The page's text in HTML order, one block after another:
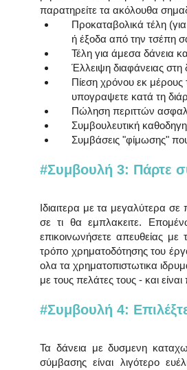
παρατηρείτε τα ακόλουθα
Προκαταβολικά τέλη
ή έξοδα από την τσέπη
Τέλη για άμεσα
Έλλειψη διαφάνειας
Πίεση χρόνου εκ
υπογραψετε κατά τη
Πώληση περιττών
Συμβουλευτική
Συμβάσεις "φίμωσης"
#Συμβουλή 3: Πάρτε
Ιδιαιτερα με τα μεγαλύτερα
σε τι θα εμπλακειτε.
επικοινωνήσετε απευθείας
τρόπο χρηματοδότησης του
ολα τα χρηματοπιστωτικα
με τους πελάτες τους - και
#Συμβουλή 4:
Τα δάνεια με δυσμενη
σύμβασης είναι λιγότερο